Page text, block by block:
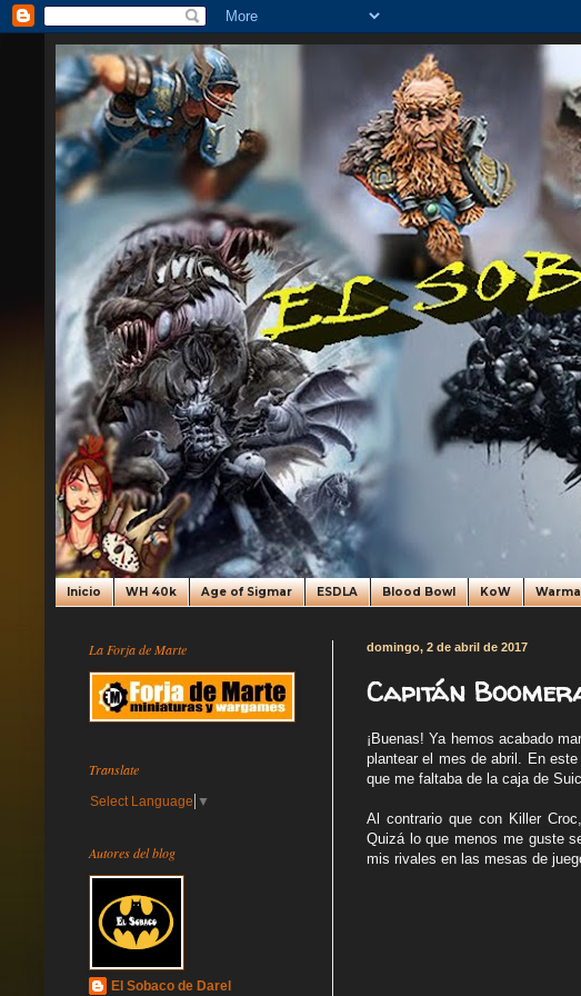
Inicio WH 40k Age of Sigmar ESDLA Blood Bowl KoW
domingo, 2 de abril de 2017
Capitán
¡Buenas! Ya hemos acabado
plantear el mes de abril. En
que me faltaba de la caja de
Al contrario que con Killer
Quizá lo que menos me guste
mis rivales en las mesas de
La Forja de Marte
Translate
Select Language ▼
Autores del blog
El Sobaco de Darel